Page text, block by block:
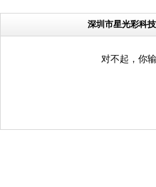
深圳市星光彩科
对不起，你